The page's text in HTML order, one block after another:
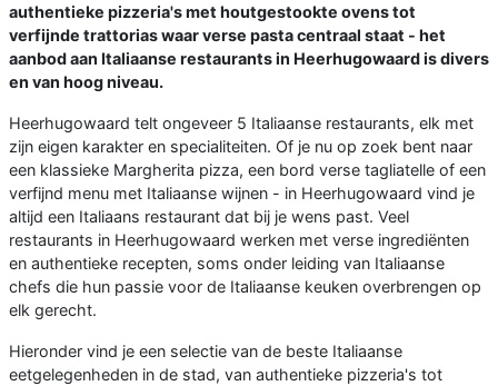
authentieke pizzeria's met houtgestookte ovens tot
verfijnde trattorias waar verse pasta centraal staat - het
aanbod aan Italiaanse restaurants in Heerhugowaard is divers
en van hoog niveau.
Heerhugowaard telt ongeveer 5 Italiaanse restaurants, elk met
zijn eigen karakter en specialiteiten. Of je nu op zoek bent naar
een klassieke Margherita pizza, een bord verse tagliatelle of een
verfijnd menu met Italiaanse wijnen - in Heerhugowaard vind je
altijd een Italiaans restaurant dat bij je wens past. Veel
restaurants in Heerhugowaard werken met verse ingrediënten
en authentieke recepten, soms onder leiding van Italiaanse
chefs die hun passie voor de Italiaanse keuken overbrengen op
elk gerecht.
Hieronder vind je een selectie van de beste Italiaanse
eetgelegenheden in de stad, van authentieke pizzeria's tot